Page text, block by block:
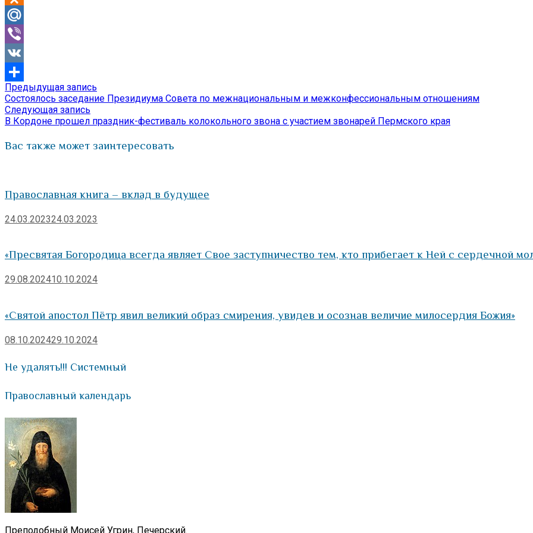
Odnoklassniki
Mail.Ru
Viber
VK
Отправить
Навигация
по
записям
Предыдущая запись
запись:
Состоялось заседание Президиума Совета по межнациональным и межконфессиональным отношениям
Следующая запись
запись:
В Кордоне прошел праздник-фестиваль колокольного звона с участием звонарей Пермского края
Вас также может заинтересовать
Православная книга – вклад в будущее
24.03.202324.03.2023
«Пресвятая Богородица всегда являет Свое заступничество тем, кто прибегает к Ней с сердечной
29.08.202410.10.2024
«Святой апостол Пëтр явил великий образ смирения, увидев и осознав величие милосердия Божия»
08.10.202429.10.2024
Не удалять!!! Системный
Православный календарь
Преподобный Моисей Угрин, Печерский.